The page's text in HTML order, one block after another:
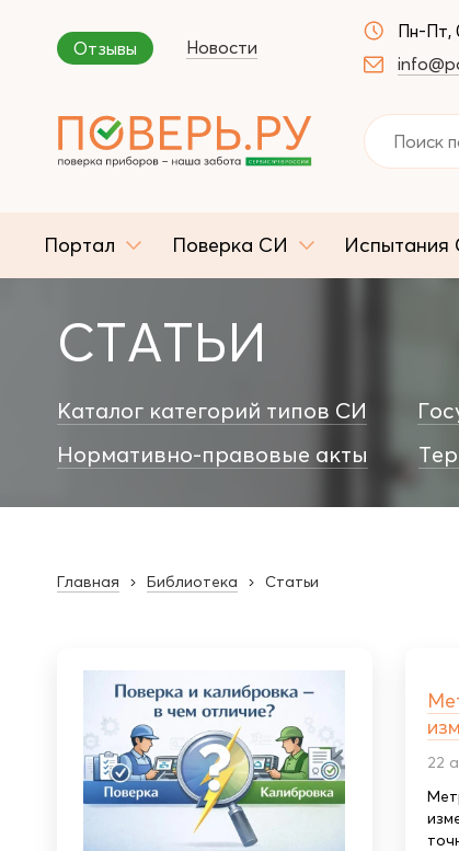
Отзывы Новости
Пн-Пт,
Портал Поверка СИ Испытания
СТАТЬИ
Каталог категорий типов СИ
Нормативно-правовые акты
Главная Библиотека Статьи
22